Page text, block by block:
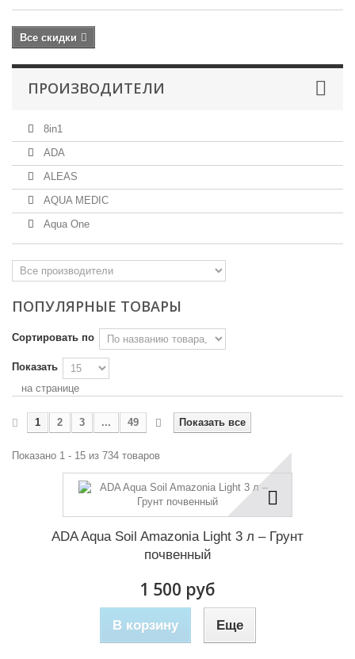
Все скидки
ПРОИЗВОДИТЕЛИ
8in1
ADA
ALEAS
AQUA MEDIC
Aqua One
ПОПУЛЯРНЫЕ ТОВАРЫ
Сортировать по
Показать
на странице
Показать все
1 2 3 ... 49
Показано 1 - 15 из 734 товаров
ADA Aqua Soil Amazonia Light 3 л – Грунт
почвенный
1 500 руб
В корзину Еще